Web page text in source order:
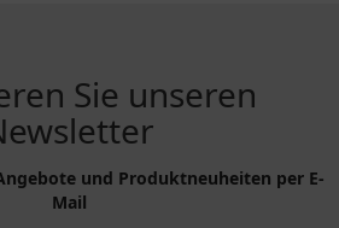
Sie unseren
und Produktneuheiten per E-
Mail